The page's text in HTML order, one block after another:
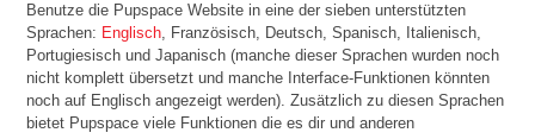
Benutze die Pupspace Website in eine der sieben unterstützten
Sprachen: Englisch, Französisch, Deutsch, Spanisch, Italienisch,
Portugiesisch und Japanisch (manche dieser Sprachen wurden noch
nicht komplett übersetzt und manche Interface-Funktionen könnten
noch auf Englisch angezeigt werden). Zusätzlich zu diesen Sprachen
bietet Pupspace viele Funktionen die es dir und anderen